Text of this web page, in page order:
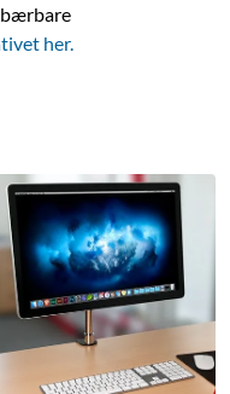
bærbare
her.